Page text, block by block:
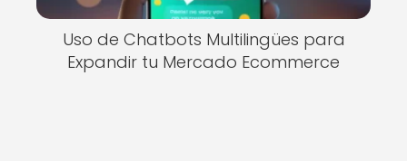
Uso de Chatbots Multilingües para
Expandir tu Mercado Ecommerce